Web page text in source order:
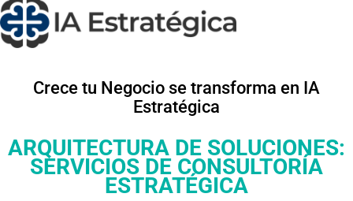
Crece tu Negocio se transforma en IA
Estratégica
ARQUITECTURA DE SOLUCIONES:
SERVICIOS DE CONSULTORÍA
ESTRATÉGICA